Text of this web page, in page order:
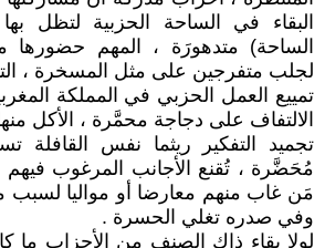
البقاء في الساحة الحزبية لتظل
الساحة) متدهورَة ، المهم حضورها
لجلب متفرجين على مثل المسخرة ،
تمييع العمل الحزبي في المملكة
الالتفاف على دجاجة محمَّرة ، الأكل
تجميد التفكير ريثما نفس القافلة
مُحَضَّرة ، تُقنع الأجانب المرغوب فيهم
مَن غاب منهم معارضا أو مواليا
وفي صدره تغلي الحسرة .
لولا بقاء ذاك الصنف من الأحزاب ما